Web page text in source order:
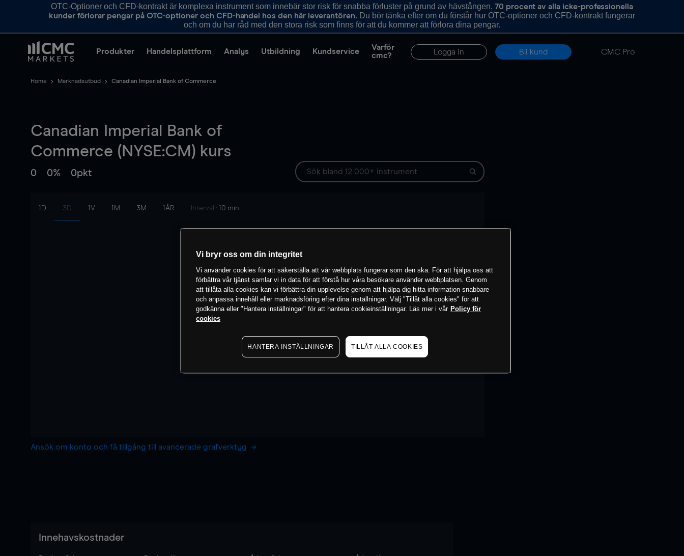
OTC-Optioner och CFD-kontrakt är komplexa instrument som innebär stor risk för snabba förluster på grund av hävstången. 70 procent av alla icke-professionella
kunder förlorar pengar på OTC-optioner och CFD-handel hos den här leverantören. Du bör tänka efter om du förstår hur OTC-optioner och CFD-kontrakt fungerar
och om du har råd med den stora risk som finns för att du kommer att förlora dina pengar.
Produkter Handelsplattform Analys Utbildning Kundservice
Varför
cmc?
Logga in Bli kund CMC Pro
Home Marknadsutbud Canadian Imperial Bank of Commerce
Canadian Imperial Bank of
Commerce (NYSE:CM) kurs
0 0% 0pkt
1D 3D 1V 1M 3M 1ÅR Intervall: 10 min
Ansök om konto och få tillgång till avancerade grafverktyg
Innehavskostnader
Vi bryr oss om din integritet
Vi använder cookies för att säkerställa att vår webbplats fungerar som den ska. För att hjälpa oss att
förbättra vår tjänst samlar vi in data för att förstå hur våra besökare använder webbplatsen. Genom
att tillåta alla cookies kan vi förbättra din upplevelse genom att hjälpa dig hitta information snabbare
och anpassa innehåll eller marknadsföring efter dina inställningar. Välj "Tillåt alla cookies" för att
godkänna eller "Hantera inställningar" för att hantera cookieinställningar. Läs mer i vår Policy för
cookies
HANTERA INSTÄLLNINGAR TILLÅT ALLA COOKIES